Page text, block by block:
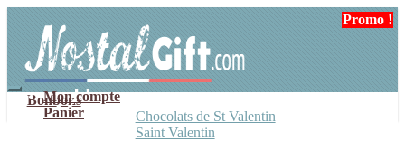
navigation
contenu
Mon compte
Panier
Bonbons
Chocolats de St Valentin
Saint Valentin
Promo !
Promo !